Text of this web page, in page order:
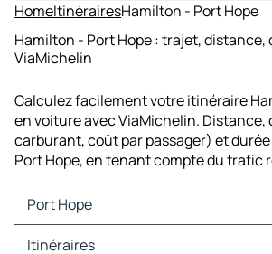
HomeItinérairesHamilton - Port Hope
Hamilton - Port Hope : trajet, distance,
ViaMichelin
Calculez facilement votre itinéraire
en voiture avec ViaMichelin. Distance,
carburant, coût par passager) et
Port Hope, en tenant compte du trafic
Port Hope
Port Hope Cartes et plans
Itinéraires